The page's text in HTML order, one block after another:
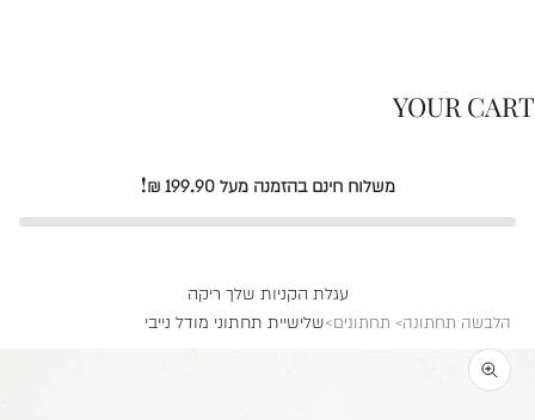
YOUR CART
משלוח חינם בהזמנה מעל 199.90 ₪!
עגלת הקניות שלך ריקה
הלבשה תחתונה תחתונים שלישיית תחתוני מודל נייבי
תקריב